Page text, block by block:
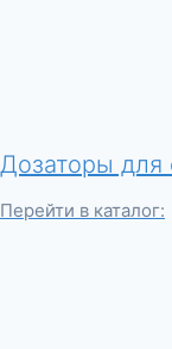
Дозаторы для
Перейти в каталог: